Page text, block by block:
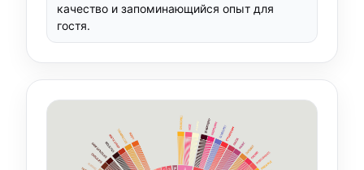
качество и запоминающийся опыт для
гостя.